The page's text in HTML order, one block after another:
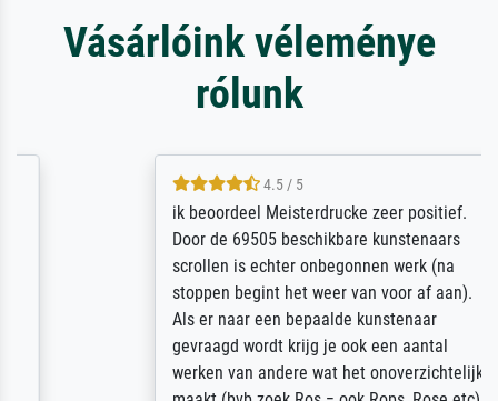
Vásárlóink véleménye
rólunk
4.5 / 5
ik beoordeel Meisterdrucke zeer positief.
Door de 69505 beschikbare kunstenaars
scrollen is echter onbegonnen werk (na
stoppen begint het weer van voor af aan).
Als er naar een bepaalde kunstenaar
gevraagd wordt krijg je ook een aantal
werken van andere wat het onoverzichtelijk